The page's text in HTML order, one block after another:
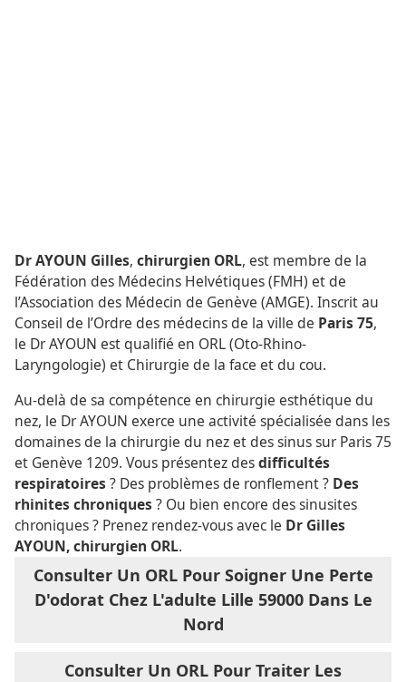
Dr AYOUN Gilles, chirurgien ORL, est membre de la
Fédération des Médecins Helvétiques (FMH) et de
l’Association des Médecin de Genève (AMGE). Inscrit au
Conseil de l’Ordre des médecins de la ville de Paris 75,
le Dr AYOUN est qualifié en ORL (Oto-Rhino-
Laryngologie) et Chirurgie de la face et du cou.
Au-delà de sa compétence en chirurgie esthétique du
nez, le Dr AYOUN exerce une activité spécialisée dans les
domaines de la chirurgie du nez et des sinus sur Paris 75
et Genève 1209. Vous présentez desdifficultés
respiratoires ? Des problèmes de ronflement ? Des
rhinites chroniques ? Ou bien encore des sinusites
chroniques ? Prenez rendez-vous avec le Dr Gilles
AYOUN, chirurgien ORL.
Consulter Un ORL Pour Soigner Une Perte
D'odorat Chez L'adulte Lille 59000 Dans Le
Nord
Consulter Un ORL Pour Traiter Les